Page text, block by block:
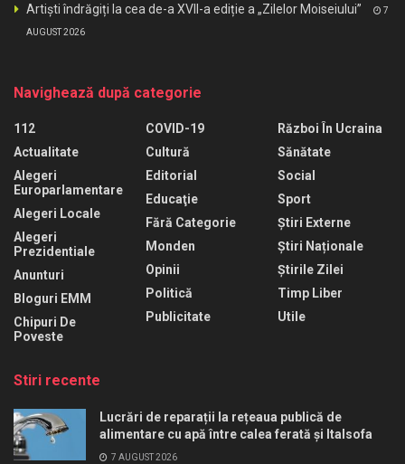
Artiști îndrăgiți la cea de-a XVII-a ediție a „Zilelor Moiseiului” 7
AUGUST 2026
Navighează după categorie
112
Actualitate
Alegeri
Europarlamentare
Alegeri Locale
Alegeri
Prezidentiale
Anunturi
Bloguri EMM
Chipuri De
Poveste
COVID-19
Cultură
Editorial
Educaţie
Fără Categorie
Monden
Opinii
Politică
Publicitate
Război În Ucraina
Sănătate
Social
Sport
Știri Externe
Știri Naționale
Știrile Zilei
Timp Liber
Utile
Stiri recente
Lucrări de reparații la rețeaua publică de
alimentare cu apă între calea ferată și Italsofa
7 AUGUST 2026